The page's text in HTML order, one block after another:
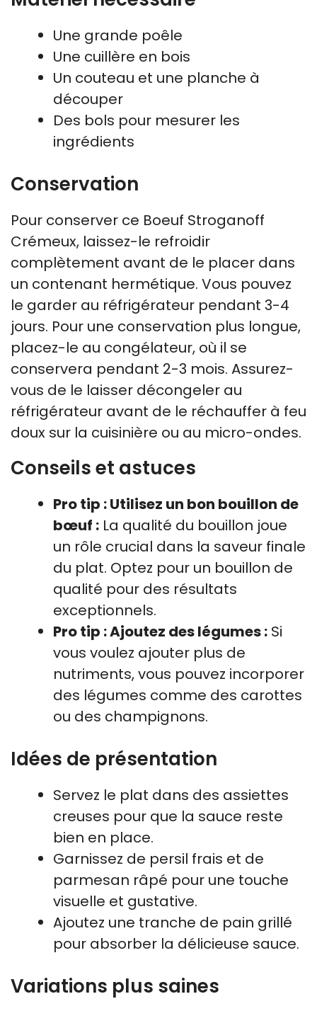
Une grande poêle
Une cuillère en bois
Un couteau et une planche à
découper
Des bols pour mesurer les
ingrédients
Conservation
Pour conserver ce Boeuf Stroganoff
Crémeux, laissez-le refroidir
complètement avant de le placer dans
un contenant hermétique. Vous pouvez
le garder au réfrigérateur pendant 3-4
jours. Pour une conservation plus longue,
placez-le au congélateur, où il se
conservera pendant 2-3 mois. Assurez-
vous de le laisser décongeler au
réfrigérateur avant de le réchauffer à feu
doux sur la cuisinière ou au micro-ondes.
Conseils et astuces
Pro tip : Utilisez un bon bouillon de
bœuf : La qualité du bouillon joue
un rôle crucial dans la saveur finale
du plat. Optez pour un bouillon de
qualité pour des résultats
exceptionnels.
Pro tip : Ajoutez des légumes : Si
vous voulez ajouter plus de
nutriments, vous pouvez incorporer
des légumes comme des carottes
ou des champignons.
Idées de présentation
Servez le plat dans des assiettes
creuses pour que la sauce reste
bien en place.
Garnissez de persil frais et de
parmesan râpé pour une touche
visuelle et gustative.
Ajoutez une tranche de pain grillé
pour absorber la délicieuse sauce.
Variations plus saines